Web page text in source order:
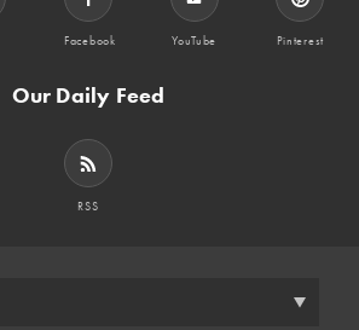
Facebook YouTube Pinterest
Our Daily Feed
RSS